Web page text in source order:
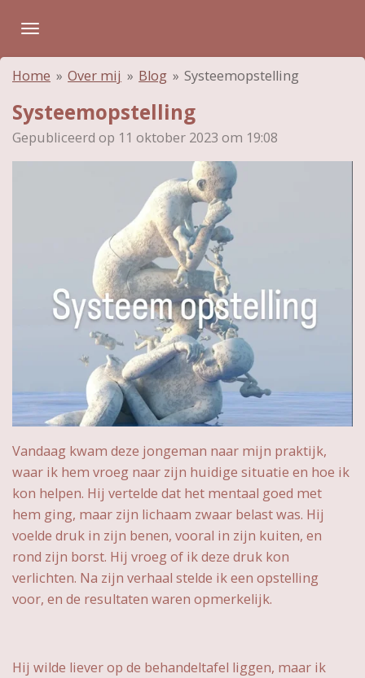
direct
naar
de
hoofdinhoud
Home » Over mij » Blog » Systeemopstelling
Systeemopstelling
Gepubliceerd op 11 oktober 2023 om 19:08
Vandaag kwam deze jongeman naar mijn praktijk,
waar ik hem vroeg naar zijn huidige situatie en hoe ik
kon helpen. Hij vertelde dat het mentaal goed met
hem ging, maar zijn lichaam zwaar belast was. Hij
voelde druk in zijn benen, vooral in zijn kuiten, en
rond zijn borst. Hij vroeg of ik deze druk kon
verlichten. Na zijn verhaal stelde ik een opstelling
voor, en de resultaten waren opmerkelijk.
Hij wilde liever op de behandeltafel liggen, maar ik